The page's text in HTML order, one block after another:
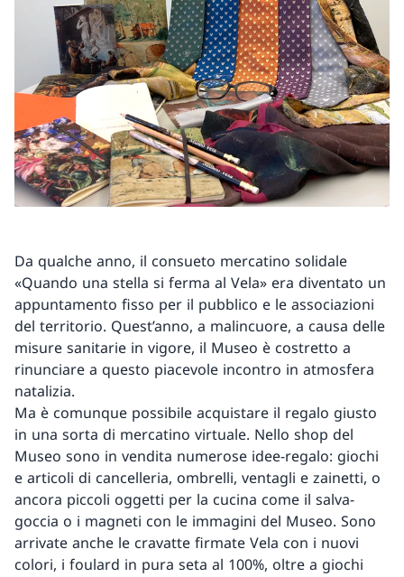
Da qualche anno, il consueto mercatino solidale
«Quando una stella si ferma al Vela» era diventato un
appuntamento fisso per il pubblico e le associazioni
del territorio. Quest’anno, a malincuore, a causa delle
misure sanitarie in vigore, il Museo è costretto a
rinunciare a questo piacevole incontro in atmosfera
natalizia.
Ma è comunque possibile acquistare il regalo giusto
in una sorta di mercatino virtuale. Nello shop del
Museo sono in vendita numerose idee-regalo: giochi
e articoli di cancelleria, ombrelli, ventagli e zainetti, o
ancora piccoli oggetti per la cucina come il salva-
goccia o i magneti con le immagini del Museo. Sono
arrivate anche le cravatte firmate Vela con i nuovi
colori, i foulard in pura seta al 100%, oltre a giochi